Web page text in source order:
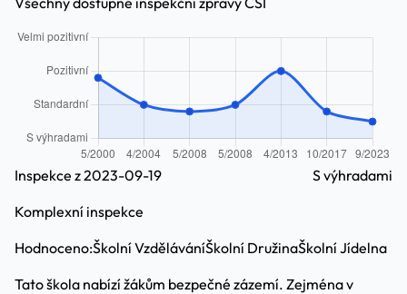
Inspekce z 2023-09-19
Komplexní inspekce
S výhradami
Hodnoceno:Školní VzděláváníŠkolní DružinaŠkolní Jídelna
Tato škola nabízí žákům bezpečné zázemí. Zejména v